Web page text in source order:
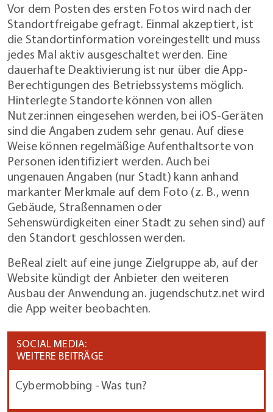
Vor dem Posten des ersten Fotos wird nach der
Standortfreigabe gefragt. Einmal akzeptiert, ist
die Standortinformation voreingestellt und muss
jedes Mal aktiv ausgeschaltet werden. Eine
dauerhafte Deaktivierung ist nur über die App-
Berechtigungen des Betriebssystems möglich.
Hinterlegte Standorte können von allen
Nutzer:innen eingesehen werden, bei iOS-Geräten
sind die Angaben zudem sehr genau. Auf diese
Weise können regelmäßige Aufenthaltsorte von
Personen identifiziert werden. Auch bei
ungenauen Angaben (nur Stadt) kann anhand
markanter Merkmale auf dem Foto (z. B., wenn
Gebäude, Straßennamen oder
Sehenswürdigkeiten einer Stadt zu sehen sind) auf
den Standort geschlossen werden.
BeReal zielt auf eine junge Zielgruppe ab, auf der
Website kündigt der Anbieter den weiteren
Ausbau der Anwendung an. jugendschutz.net wird
die App weiter beobachten.
SOCIAL MEDIA:
WEITERE BEITRÄGE
Cybermobbing - Was tun?